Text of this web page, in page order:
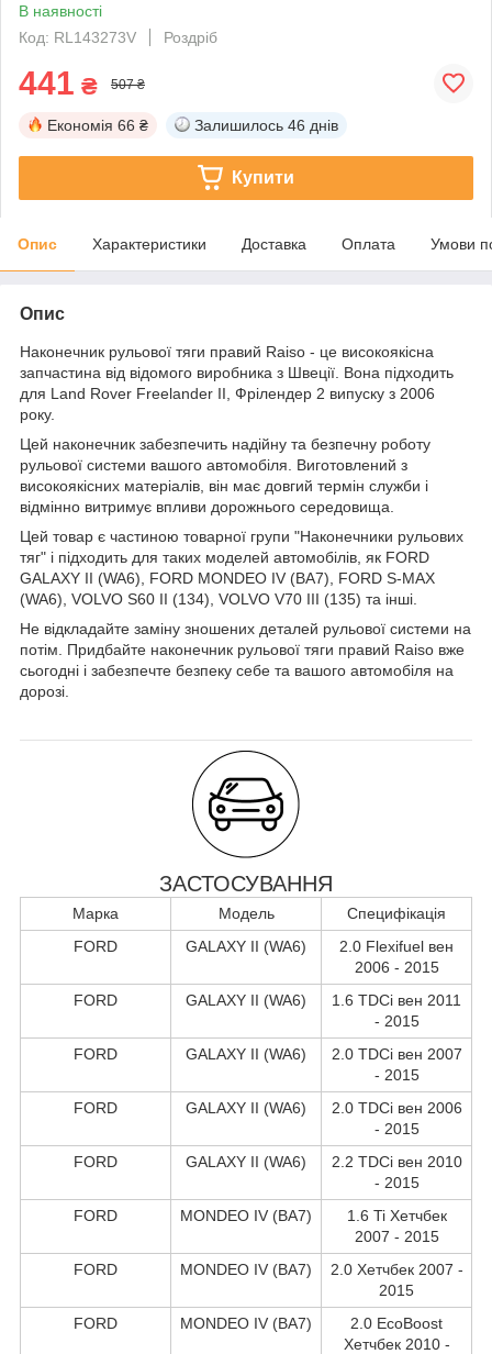
В наявності
Код: RL143273V
Роздріб
441 ₴ 507 ₴
Економія 66 ₴ Залишилось 46 днів
Купити
Опис Характеристики Доставка Оплата Умови
Опис
Наконечник рульової тяги правий Raiso - це високоякісна
запчастина від відомого виробника з Швеції. Вона підходить
для Land Rover Freelander II, Фрілендер 2 випуску з 2006
року.
Цей наконечник забезпечить надійну та безпечну роботу
рульової системи вашого автомобіля. Виготовлений з
високоякісних матеріалів, він має довгий термін служби і
відмінно витримує впливи дорожнього середовища.
Цей товар є частиною товарної групи "Наконечники рульових
тяг" і підходить для таких моделей автомобілів, як FORD
GALAXY II (WA6), FORD MONDEO IV (BA7), FORD S-MAX
(WA6), VOLVO S60 II (134), VOLVO V70 III (135) та інші.
Не відкладайте заміну зношених деталей рульової системи на
потім. Придбайте наконечник рульової тяги правий Raiso вже
сьогодні і забезпечте безпеку себе та вашого автомобіля на
дорозі.
ЗАСТОСУВАННЯ
Марка Модель
Специфікація
FORD
GALAXY II (WA6)
2.0 Flexifuel вен
2006 - 2015
FORD
GALAXY II (WA6)
1.6 TDCi вен 2011
- 2015
FORD
GALAXY II (WA6)
2.0 TDCi вен 2007
- 2015
FORD
GALAXY II (WA6)
2.0 TDCi вен 2006
- 2015
FORD
GALAXY II (WA6)
2.2 TDCi вен 2010
- 2015
FORD
MONDEO IV (BA7)
1.6 Ti Хетчбек
2007 - 2015
FORD
MONDEO IV (BA7)
2.0 Хетчбек 2007 -
2015
FORD
MONDEO IV (BA7)
2.0 EcoBoost
Хетчбек 2010 -